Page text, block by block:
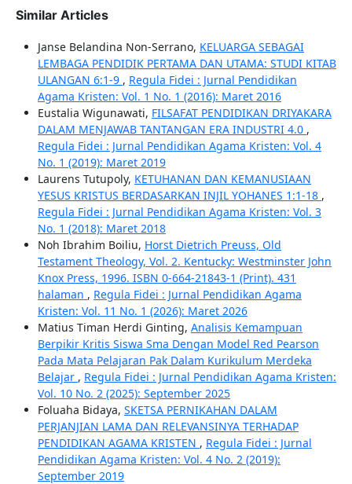
Similar Articles
Janse Belandina Non-Serrano, KELUARGA SEBAGAI
LEMBAGA PENDIDIK PERTAMA DAN UTAMA: STUDI KITAB
ULANGAN 6:1-9 , Regula Fidei : Jurnal Pendidikan
Agama Kristen: Vol. 1 No. 1 (2016): Maret 2016
Eustalia Wigunawati, FILSAFAT PENDIDIKAN DRIYAKARA
DALAM MENJAWAB TANTANGAN ERA INDUSTRI 4.0 ,
Regula Fidei : Jurnal Pendidikan Agama Kristen: Vol. 4
No. 1 (2019): Maret 2019
Laurens Tutupoly, KETUHANAN DAN KEMANUSIAAN
YESUS KRISTUS BERDASARKAN INJIL YOHANES 1:1-18 ,
Regula Fidei : Jurnal Pendidikan Agama Kristen: Vol. 3
No. 1 (2018): Maret 2018
Noh Ibrahim Boiliu, Horst Dietrich Preuss, Old
Testament Theology, Vol. 2. Kentucky: Westminster John
Knox Press, 1996. ISBN 0-664-21843-1 (Print). 431
halaman , Regula Fidei : Jurnal Pendidikan Agama
Kristen: Vol. 11 No. 1 (2026): Maret 2026
Matius Timan Herdi Ginting, Analisis Kemampuan
Berpikir Kritis Siswa Sma Dengan Model Red Pearson
Pada Mata Pelajaran Pak Dalam Kurikulum Merdeka
Belajar , Regula Fidei : Jurnal Pendidikan Agama Kristen:
Vol. 10 No. 2 (2025): September 2025
Foluaha Bidaya, SKETSA PERNIKAHAN DALAM
PERJANJIAN LAMA DAN RELEVANSINYA TERHADAP
PENDIDIKAN AGAMA KRISTEN , Regula Fidei : Jurnal
Pendidikan Agama Kristen: Vol. 4 No. 2 (2019):
September 2019